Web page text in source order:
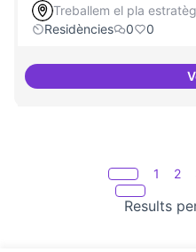
Treballem el pla
Residències
0 0
Results
1 2